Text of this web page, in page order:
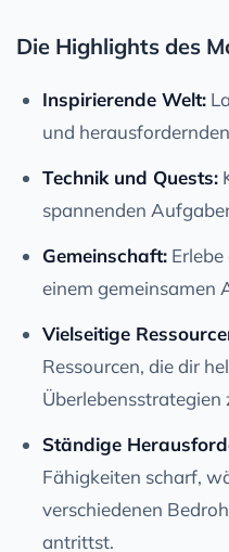
Die Highlights des
Inspirierende Welt:
und
Technik und Quests:
spannenden
Gemeinschaft:
einem gemeinsamen
Vielseitige
Ressourcen, die dir
Überlebensstrategien
Ständige
Fähigkeiten scharf,
verschiedenen
antrittst.